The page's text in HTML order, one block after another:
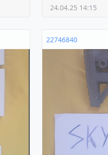
24.04.25 14:15
22746840